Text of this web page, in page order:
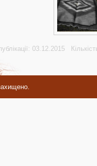
03.12.2015